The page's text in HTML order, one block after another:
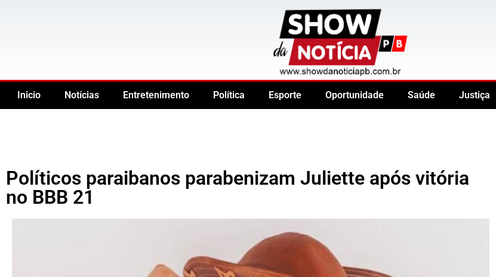
Inicio Notícias Entretenimento Política Esporte Oportunidade Saúde Justiça
Políticos paraibanos parabenizam Juliette após vitória
no BBB 21